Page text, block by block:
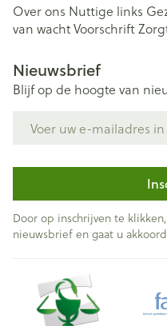
Over ons Nuttige links
van wachtVoorschrift
Nieuwsbrief
Blijf op de hoogte van
Door op inschrijven te
nieuwsbrief en gaat u